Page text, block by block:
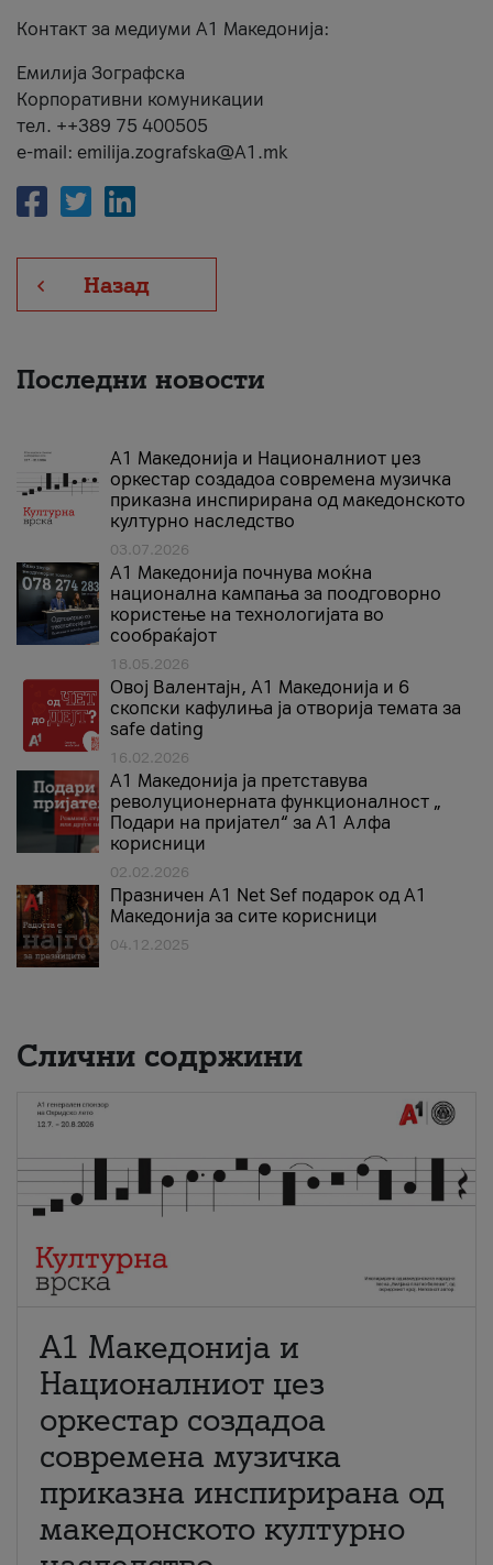
Контакт за медиуми А1 Македонија:
Емилија Зографска
Корпоративни комуникации
тел. ++389 75 400505
e-mail: emilija.zografska@A1.mk
Назад
Последни новости
А1 Македонија и Националниот џез
оркестар создадоа современа музичка
приказна инспирирана од македонското
културно наследство
03.07.2026
A1 Македонија почнува моќна
национална кампања за поодговорно
користење на технологијата во
сообраќајот
18.05.2026
Овој Валентајн, A1 Македонија и 6
скопски кафулиња ја отворија темата за
safe dating
16.02.2026
А1 Македонија ја претставува
револуционерната функционалност „
Подари на пријател“ за А1 Алфа
корисници
02.02.2026
Празничен A1 Net Sеf подарок од А1
Македонија за сите корисници
04.12.2025
Слични содржини
А1 Македонија и
Националниот џез
оркестар создадоа
современа музичка
приказна инспирирана од
македонското културно